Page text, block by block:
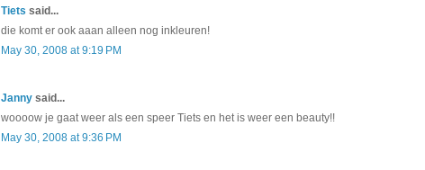
Tiets said...
die komt er ook aaan alleen nog inkleuren!
May 30, 2008 at 9:19 PM
Janny said...
woooow je gaat weer als een speer Tiets en het is weer een beauty!!
May 30, 2008 at 9:36 PM